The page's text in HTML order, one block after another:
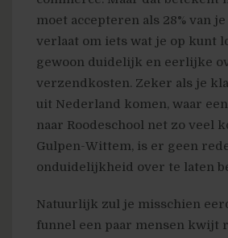
moet accepteren als 28% van
verlaat om iets wat je op kunt
gewoon duidelijk en eerlijke
verzendkosten. Zeker als je
uit Nederland komen, waar
naar Roodeschool net zo veel
Gulpen-Wittem, is er geen
onduidelijkheid over te laten
Natuurlijk zul je misschien
funnel een paar mensen kwijt